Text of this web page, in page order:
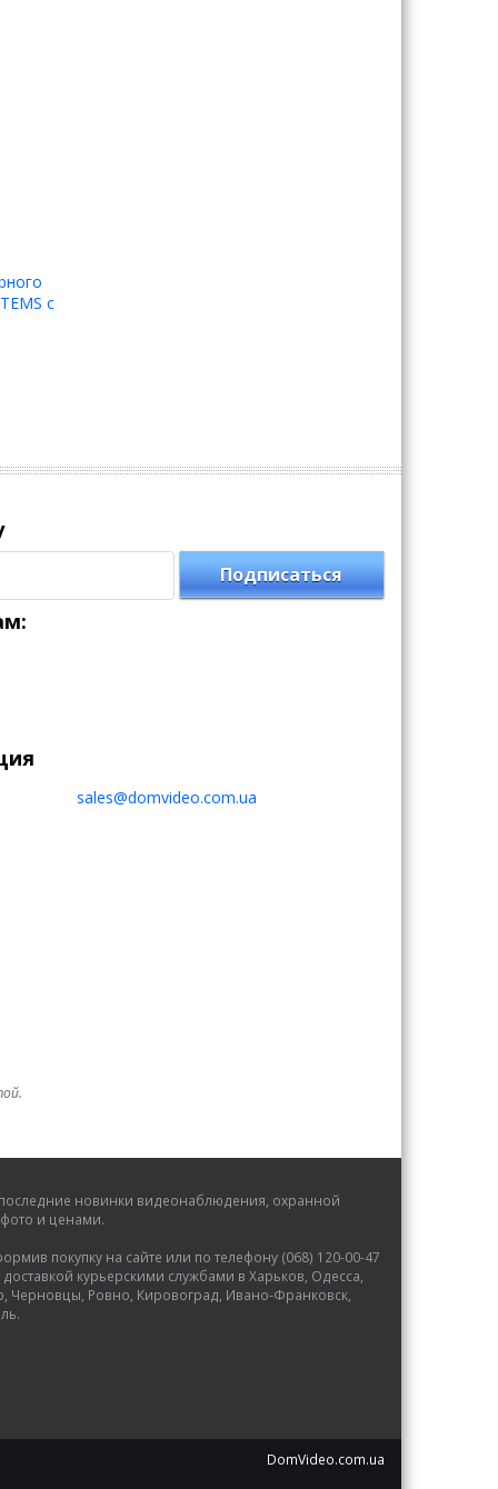
с
Подписаться
sales@domvideo.com.ua
новинки видеонаблюдения, охранной
и ценами.
покупку на сайте или по телефону (068) 120-00-47
курьерскими службами в Харьков, Одесса,
Черновцы, Ровно, Кировоград, Ивано-Франковск,
DomVideo.com.ua